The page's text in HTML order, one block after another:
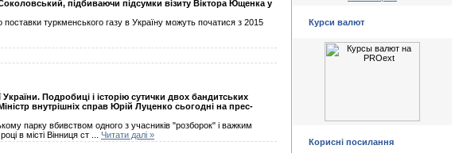
підбиваючи підсумки візиту Віктора Ющенка у
туркменського газу в Україну можуть початися з 2015
Подробиці і історію сутички двох бандитських
внутрішніх справ Юрій Луценко сьогодні на прес-
парку вбивством одного з учасників "розборок" і важким
в місті Вінниця ст
Читати далі »
Курси валют
Корисні посилання